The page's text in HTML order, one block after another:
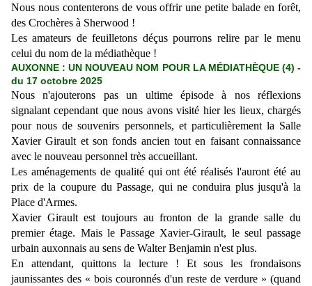
Nous nous contenterons de vous offrir une petite balade en forêt,
des Crochères à Sherwood !
Les amateurs de feuilletons déçus pourrons relire par le menu
celui du nom de la médiathèque !
AUXONNE : UN NOUVEAU NOM POUR LA MÉDIATHÈQUE (4) -
du 17 octobre 2025
Nous n'ajouterons pas un ultime épisode à nos réflexions
signalant cependant que nous avons visité hier les lieux, chargés
pour nous de souvenirs personnels, et particulièrement la Salle
Xavier Girault et son fonds ancien tout en faisant connaissance
avec le nouveau personnel très accueillant.
Les aménagements de qualité qui ont été réalisés l'auront été au
prix de la coupure du Passage, qui ne conduira plus jusqu'à la
Place d'Armes.
Xavier Girault est toujours au fronton de la grande salle du
premier étage. Mais le Passage Xavier-Girault, le seul passage
urbain auxonnais au sens de Walter Benjamin n'est plus.
En attendant, quittons la lecture ! Et sous les frondaisons
jaunissantes des « bois couronnés d'un reste de verdure » (quand